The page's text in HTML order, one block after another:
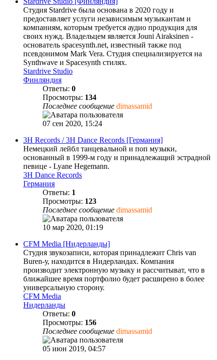
Студия Stardrive была основана в 2020 году и
предоставляет услуги независимым музыкантам и
компаниям, которым требуется аудио продукция для
своих нужд. Владельцем является Jouni Airaksinen -
основатель spacesynth.net, известный также под
псевдонимом Mark Vera. Студия специализируется на
Synthwave и Spacesynth стилях.
Stardrive Studio
Финляндия
Ответы: 0
Просмотры: 134
Последнее сообщение dimassamid
07 сен 2020, 15:24
3H Records / 3H Dance Records [Германия]
Немецкий лейбл танцевальной и поп музыки,
основанный в 1999-м году и принадлежащий эстрадной
певице - Lyane Hegemann.
3H Dance Records
Германия
Ответы: 1
Просмотры: 123
Последнее сообщение dimassamid
10 мар 2020, 01:19
CFM Media [Нидерланды]
Студия звукозаписи, которая принадлежит Chris van
Buren-у, находится в Нидерландах. Компания
производит электронную музыку и рассчитыват, что в
ближайшее время портфолио будет расширено в более
универсальную сторону.
CFM Media
Нидерланды
Ответы: 0
Просмотры: 156
Последнее сообщение dimassamid
05 июн 2019, 04:57